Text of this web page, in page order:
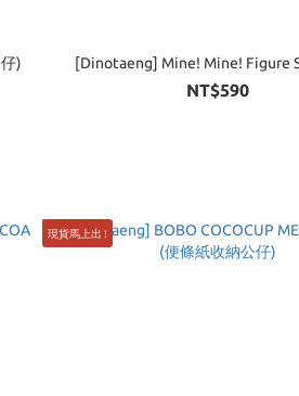
) [Dinotaeng] Mine! Mine! Figure
NT$590
現貨馬上出 !